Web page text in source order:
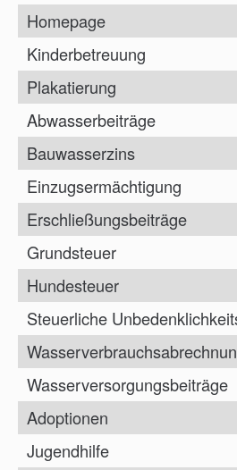
Homepage
Kinderbetreuung
Plakatierung
Abwasserbeiträge
Bauwasserzins
Einzugsermächtigung
Erschließungsbeiträge
Grundsteuer
Hundesteuer
Steuerliche
Wasserversorgungsbeiträge
Adoptionen
Jugendhilfe